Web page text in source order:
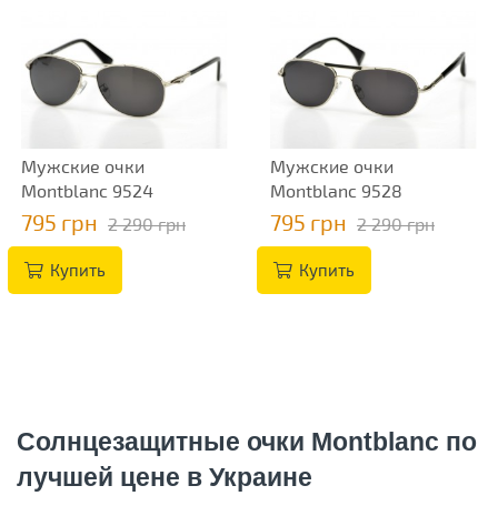
Мужские очки
Montblanc 9524
795 грн 2 290 грн
Купить
Мужские очки
Montblanc 9528
795 грн 2 290 грн
Купить
Солнцезащитные очки Montblanc по
лучшей цене в Украине